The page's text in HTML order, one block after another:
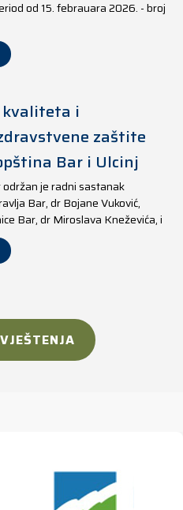
od 15. febrauara 2026. - broj
kvaliteta i
zaštite
Bar i Ulcinj
je radni sastanak
Bar, dr Bojane Vuković,
Bar, dr Miroslava Kneževića, i
Ulcinj, Kreshnika Mustafe.